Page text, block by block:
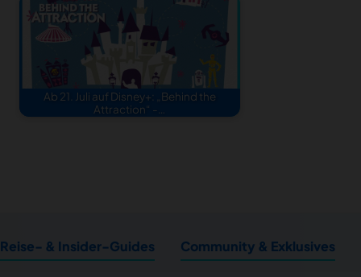
Ab 21. Juli auf Disney+: „Behind the
Attraction“ -…
Reise- & Insider-Guides Community & Exklusives